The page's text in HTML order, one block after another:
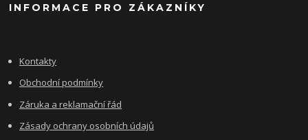
INFORMACE PRO ZÁKAZNÍKY
Kontakty
Obchodní podmínky
Záruka a reklamační řád
Zásady ochrany osobních údajů